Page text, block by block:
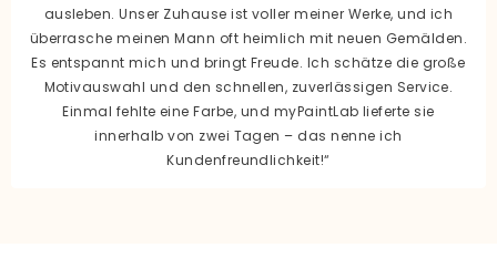
ausleben. Unser Zuhause ist voller meiner Werke, und ich
überrasche meinen Mann oft heimlich mit neuen Gemälden.
Es entspannt mich und bringt Freude. Ich schätze die große
Motivauswahl und den schnellen, zuverlässigen Service.
Einmal fehlte eine Farbe, und myPaintLab lieferte sie
innerhalb von zwei Tagen – das nenne ich
Kundenfreundlichkeit!“